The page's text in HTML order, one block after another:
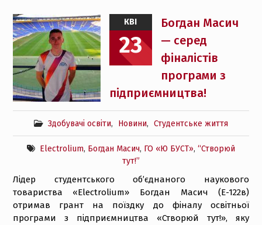
КВІ
23
Богдан Масич
— серед
фіналістів
програми з
підприємництва!
Здобувачі освіти, Новини, Студентське життя
Electrolium, Богдан Масич, ГО «Ю БУСТ», “Створюй
тут!”
Лідер студентського об’єднаного наукового
товариства «Electrolium» Богдан Масич (Е-122в)
отримав грант на поїздку до фіналу освітньої
програми з підприємництва «Створюй тут!», яку